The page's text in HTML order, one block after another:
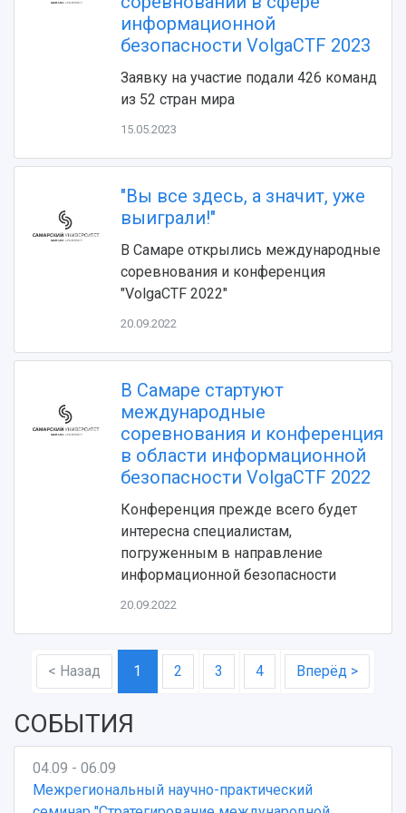
Устойчивое развитие
3D-тур по университету
Центр истории авиационных двигателей
Умный дом бабочек
Международный межвузовский кампус
Сведения об образовательной организации
Официальные документы
Видеолекции
Противодействие COVID-19
деятельности
Журналы Самарского университета
Научные конференции
Публикации и издания
Отчеты о проведенных конференциях
информационной
безопасности VolgaCTF 2023
Заявку на участие подали 426 команд
из 52 стран мира
15.05.2023
"Вы все здесь, а значит, уже
выиграли!"
В Самаре открылись международные
соревнования и конференция
"VolgaCTF 2022"
20.09.2022
В Самаре стартуют
международные
соревнования и конференция
в области информационной
безопасности VolgaCTF 2022
Конференция прежде всего будет
интересна специалистам,
погруженным в направление
информационной безопасности
20.09.2022
< Назад 1 2 3 4 Вперёд >
СОБЫТИЯ
04.09 - 06.09
Межрегиональный научно-практический